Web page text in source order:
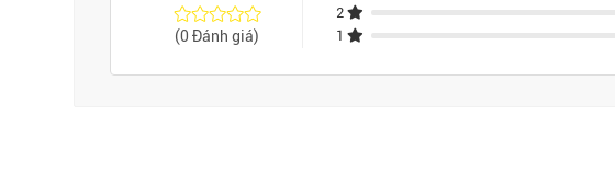
(0 Đánh giá)
2
1